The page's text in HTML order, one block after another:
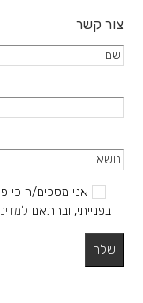
צור קשר
אני מסכים/ה כי
בפנייתי, ובהתאם